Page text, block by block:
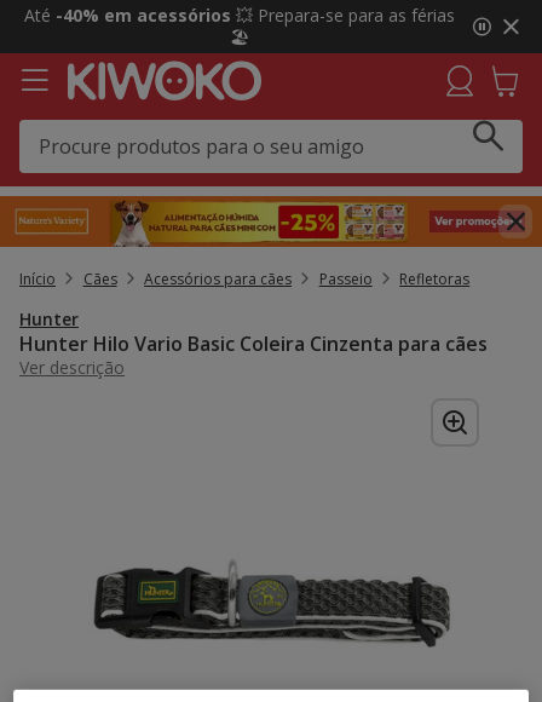
2
3,
mensagem,
Até -40% em acessórios 💥 Prepara-se para as férias
🏖️
Início Cães Acessórios para cães Passeio Refletoras
Hunter
Hunter Hilo Vario Basic Coleira Cinzenta para cães
Ver descrição